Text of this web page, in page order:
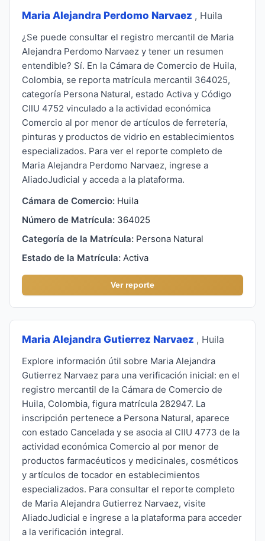
Maria Alejandra Perdomo Narvaez , Huila
¿Se puede consultar el registro mercantil de Maria
Alejandra Perdomo Narvaez y tener un resumen
entendible? Sí. En la Cámara de Comercio de Huila,
Colombia, se reporta matrícula mercantil 364025,
categoría Persona Natural, estado Activa y Código
CIIU 4752 vinculado a la actividad económica
Comercio al por menor de artículos de ferretería,
pinturas y productos de vidrio en establecimientos
especializados. Para ver el reporte completo de
Maria Alejandra Perdomo Narvaez, ingrese a
AliadoJudicial y acceda a la plataforma.
Cámara de Comercio: Huila
Número de Matrícula: 364025
Categoría de la Matrícula: Persona Natural
Estado de la Matrícula: Activa
Ver reporte
Maria Alejandra Gutierrez Narvaez , Huila
Explore información útil sobre Maria Alejandra
Gutierrez Narvaez para una verificación inicial: en el
registro mercantil de la Cámara de Comercio de
Huila, Colombia, figura matrícula 282947. La
inscripción pertenece a Persona Natural, aparece
con estado Cancelada y se asocia al CIIU 4773 de la
actividad económica Comercio al por menor de
productos farmacéuticos y medicinales, cosméticos
y artículos de tocador en establecimientos
especializados. Para consultar el reporte completo
de Maria Alejandra Gutierrez Narvaez, visite
AliadoJudicial e ingrese a la plataforma para acceder
a la verificación integral.